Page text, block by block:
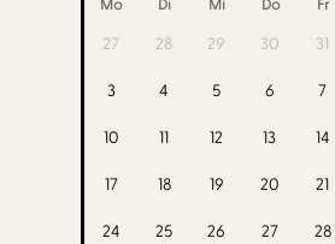
Mo Di Mi Do Fr
27 28 29 30 31
3 4 5 6 7
10 11 12 13 14
17 18 19 20 21
24 25 26 27 28